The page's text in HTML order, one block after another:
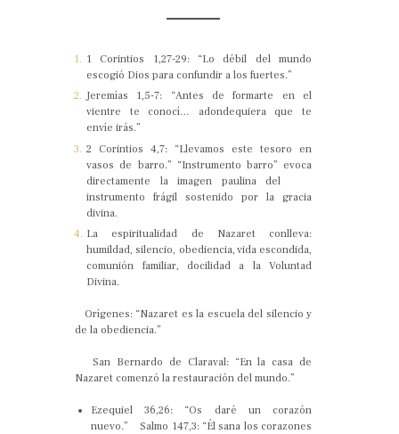
1 Corintios 1,27-29: “Lo débil del mundo
escogió Dios para confundir a los fuertes.”
Jeremías 1,5-7: “Antes de formarte en el
vientre te conocí… adondequiera que te
envíe irás.”
2 Corintios 4,7: “Llevamos este tesoro en
vasos de barro.” “Instrumento barro” evoca
directamente la imagen paulina del
instrumento frágil sostenido por la gracia
divina.
La espiritualidad de Nazaret conlleva:
humildad, silencio, obediencia, vida escondida,
comunión familiar, docilidad a la Voluntad
Divina.
Orígenes: “Nazaret es la escuela del silencio y
de la obediencia.”
San Bernardo de Claraval: “En la casa de
Nazaret comenzó la restauración del mundo.”
Ezequiel 36,26: “Os daré un corazón
nuevo.” Salmo 147,3: “Él sana los corazones